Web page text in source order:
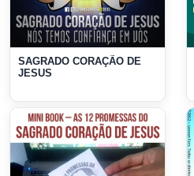
SAGRADO CORAÇÃO DE
JESUS